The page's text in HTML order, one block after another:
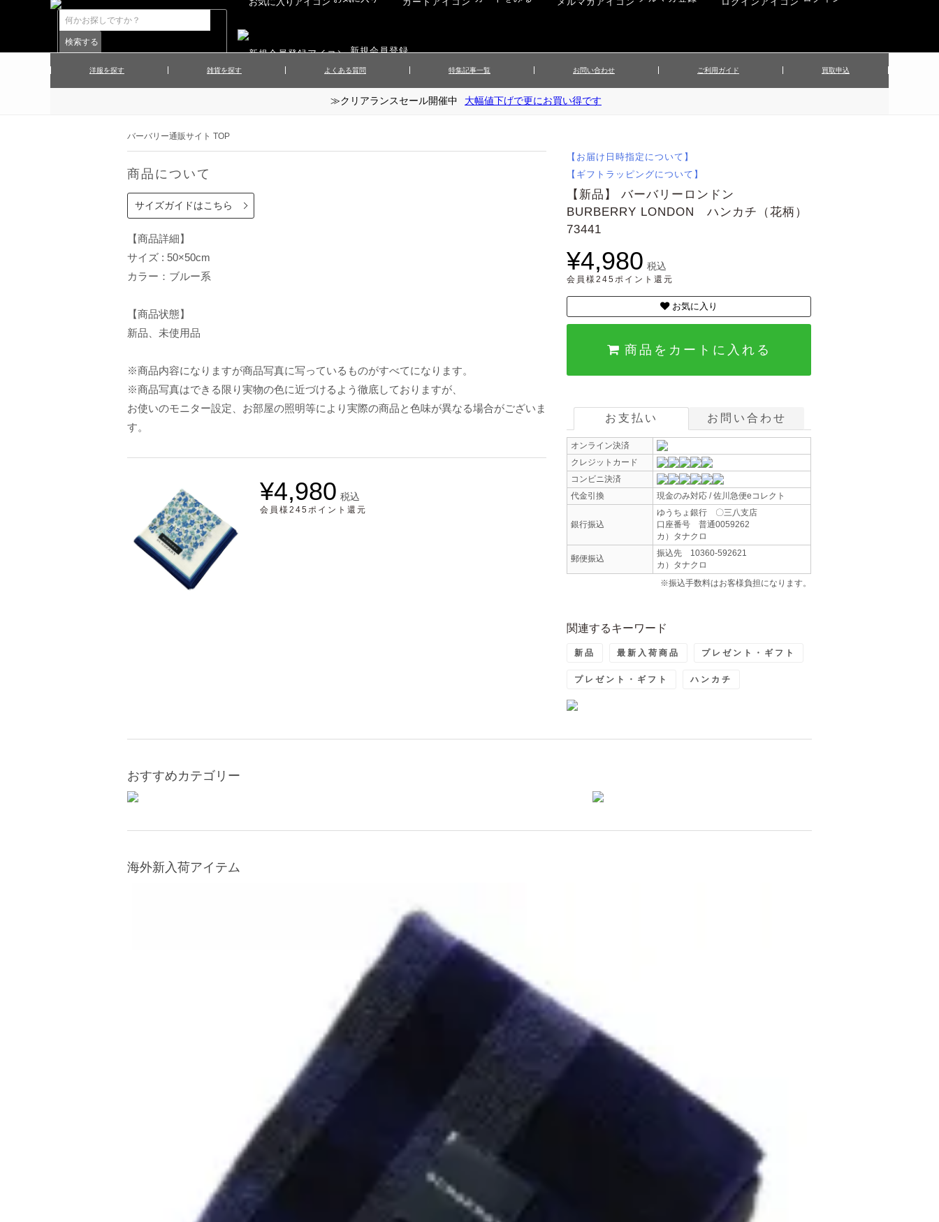
新規会員登録
洋服を探す
▲メンズニット
▲レディースワンピース ▲レディーススカート ▲レディースボトムス
雑貨を探す
▲財布・キーケース
▲アクセサリー
▲マフラー／ストール ▲傘／日傘
▲その他
よくある質問 特集記事一覧 お問い合わせ ご利用ガイド 買取申込
≫クリアランスセール開催中 大幅値下げで更にお買い得です
バーバリー通販サイト TOP
商品について
サイズガイドはこちら
【商品詳細】
サイズ : 50×50cm
カラー：ブルー系
【商品状態】
新品、未使用品
※商品内容になりますが商品写真に写っているものがすべてになります。
※商品写真はできる限り実物の色に近づけるよう徹底しておりますが、
お使いのモニター設定、お部屋の照明等により実際の商品と色味が異なる場合がございま
す。
¥4,980 税込
会員様245ポイント還元
【お届け日時指定について】
【ギフトラッピングについて】
【新品】 バーバリーロンドン
BURBERRY LONDON ハンカチ（花柄）
73441
¥4,980 税込
会員様245ポイント還元
お気に入り
商品をカートに入れる
お支払い お問い合わせ
オンライン決済
クレジットカード
コンビニ決済
代金引換
現金のみ対応 / 佐川急便eコレクト
銀行振込
ゆうちょ銀行 〇三八支店
口座番号 普通0059262
カ）タナクロ
郵便振込
振込先 10360-592621
カ）タナクロ
※振込手数料はお客様負担になります。
関連するキーワード
新品 最新入荷商品 プレゼント・ギフト
プレゼント・ギフト ハンカチ
おすすめカテゴリー
海外新入荷アイテム